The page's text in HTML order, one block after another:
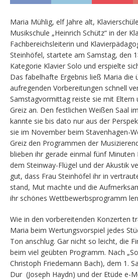
Maria Mühlig, elf Jahre alt,
Musikschule „Heinrich Schütz“ in der
Fachbereichsleiterin und
Steinhöfel, startete am Samstag, den
Kategorie Klavier Solo und erspielte
Das fabelhafte Ergebnis ließ Maria die
aufregenden Vorbereitungen schnell
Samstagvormittag reiste sie mit Eltern
Greiz an. Den festlichen Weißen Saal
kannte sie bis dato nur aus der
sie im November beim Stavenhagen-
Greiz den Programmen der
blieben ihr gerade einmal fünf Minuten
dem Steinway-Flügel und der Akustik
gut, dass Frau Steinhöfel ihr in
stand, Mut machte und die
ihr schönes Wettbewerbsprogramm
Wie in den vorbereitenden Konzerten
Maria beim Wertungsvorspiel jedes
Ton anschlug. Gar nicht so leicht, die
beim viel geübten Programm. Nach
Christoph Friedemann Bach), dem 1.
Dur (Joseph Haydn) und der Etüde e-